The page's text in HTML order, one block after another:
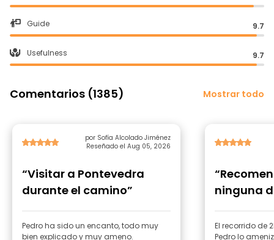
Guide 9.7
Usefulness 9.7
Comentarios (1385) Mostrar todo
por Sofía Alcolado Jiménez
Reseñado el Aug 05, 2026
“Visitar a Pontevedra
durante el camino”
Pedro ha sido un encanto, todo muy
bien explicado y muy ameno.
ninguna
El recorrido de
Pedro lo